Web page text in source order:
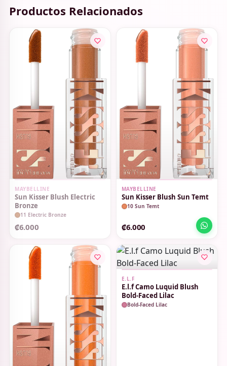
Productos Relacionados
SIN STOCK
MAYBELLINE
Sun Kisser Blush Electric
Bronze
11 Electric Bronze
₡6.000
MAYBELLINE
Sun Kisser Blush Sun Temt
10 Sun Temt
₡6.000
E.L.F
E.l.f Camo Luquid Blush
Bold-Faced Lilac
Bold-Faced Lilac